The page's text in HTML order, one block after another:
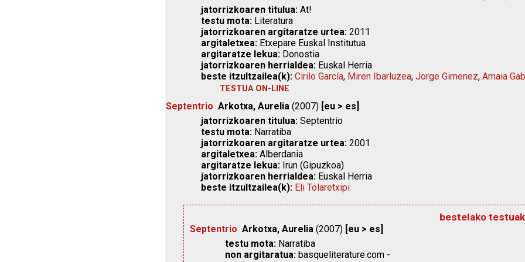
jatorrizkoaren titulua: At!
testu mota: Literatura
jatorrizkoaren argitaratze urtea: 2011
argitaletxea: Etxepare Euskal Institutua
argitaratze lekua: Donostia
jatorrizkoaren herrialdea: Euskal Herria
beste itzultzailea(k): Cirilo García, Miren Ibarluzea, Jorge Gimenez, Amaia
TESTUA ON-LINE
Septentrio Arkotxa, Aurelia (2007) [eu > es]
jatorrizkoaren titulua: Septentrio
testu mota: Narratiba
jatorrizkoaren argitaratze urtea: 2001
argitaletxea: Alberdania
argitaratze lekua: Irun (Gipuzkoa)
jatorrizkoaren herrialdea: Euskal Herria
beste itzultzailea(k): Eli Tolaretxipi
bestelako testuak
Septentrio Arkotxa, Aurelia (2007) [eu > es]
testu mota: Narratiba
non argitaratua: basqueliterature.com -